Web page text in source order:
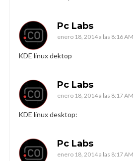
Pc Labs
enero 18, 2014 a las 8:16 AM
KDE linux dektop
Pc Labs
enero 18, 2014 a las 8:17 AM
KDE linux desktop:
Pc Labs
enero 18, 2014 a las 8:17 AM